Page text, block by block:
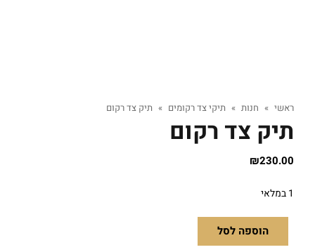
ראשי » חנות » תיקי צד רקומים » תיק צד רקום
תיק צד רקום
₪230.00
1 במלאי
הוספה לסל